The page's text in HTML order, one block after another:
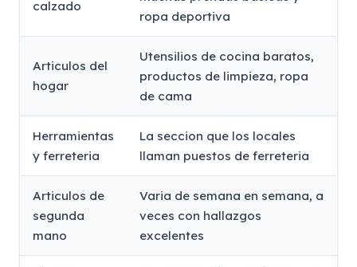
calzado
ropa deportiva
Articulos del
hogar
Utensilios de cocina baratos,
productos de limpieza, ropa
de cama
Herramientas
y ferreteria
La seccion que los locales
llaman puestos de ferreteria
Articulos de
segunda
mano
Varia de semana en semana, a
veces con hallazgos
excelentes